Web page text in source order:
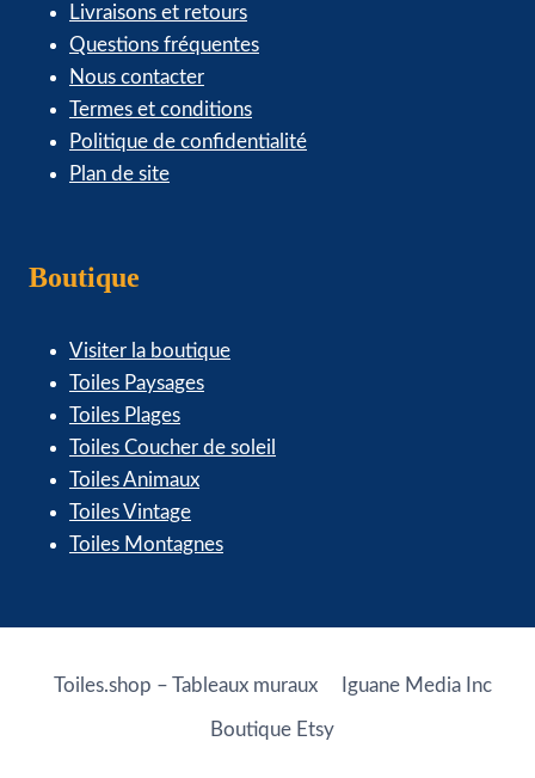
Livraisons et retours
Questions fréquentes
Nous contacter
Termes et conditions
Politique de confidentialité
Plan de site
Boutique
Visiter la boutique
Toiles Paysages
Toiles Plages
Toiles Coucher de soleil
Toiles Animaux
Toiles Vintage
Toiles Montagnes
Toiles.shop – Tableaux muraux Iguane Media Inc
Boutique Etsy